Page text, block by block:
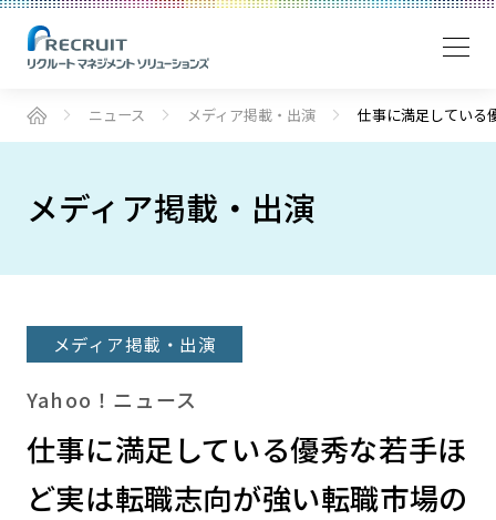
ニュース メディア掲載・出演 仕事に満足している
メディア掲載・出演
メディア掲載・出演
Yahoo！ニュース
仕事に満足している優秀な若手ほ
ど実は転職志向が強い転職市場の